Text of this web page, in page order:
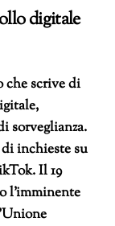
digitale
che scrive di
sorveglianza.
di inchieste su
Il 19
l’imminente